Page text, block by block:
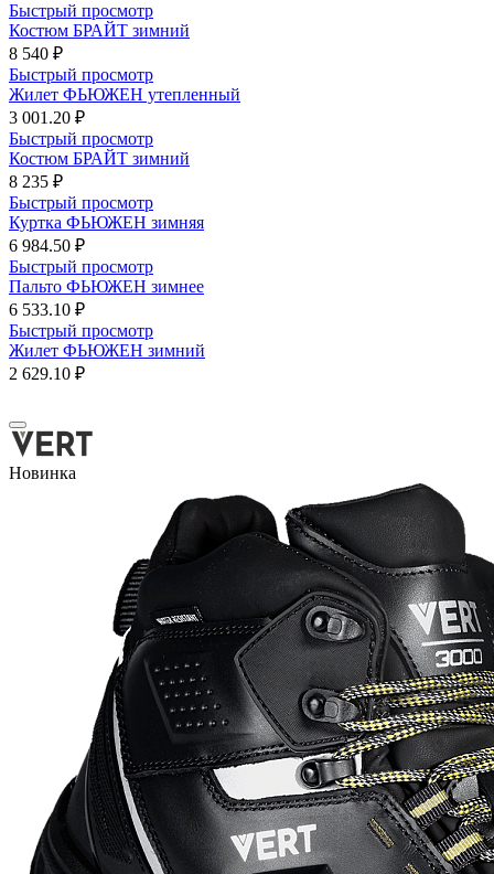
Быстрый просмотр
Костюм БРАЙТ зимний
8 540 ₽
Быстрый просмотр
Жилет ФЬЮЖЕН утепленный
3 001.20 ₽
Быстрый просмотр
Костюм БРАЙТ зимний
8 235 ₽
Быстрый просмотр
Куртка ФЬЮЖЕН зимняя
6 984.50 ₽
Быстрый просмотр
Пальто ФЬЮЖЕН зимнее
6 533.10 ₽
Быстрый просмотр
Жилет ФЬЮЖЕН зимний
2 629.10 ₽
Новинка